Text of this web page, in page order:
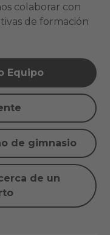
colaborar con
de formación
Equipo
de gimnasio
de un